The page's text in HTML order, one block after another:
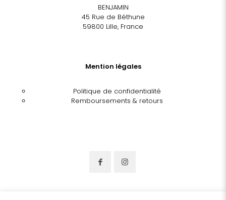
BENJAMIN
45 Rue de Béthune
59800 Lille, France
Mention légales
Politique de confidentialité
Remboursements & retours